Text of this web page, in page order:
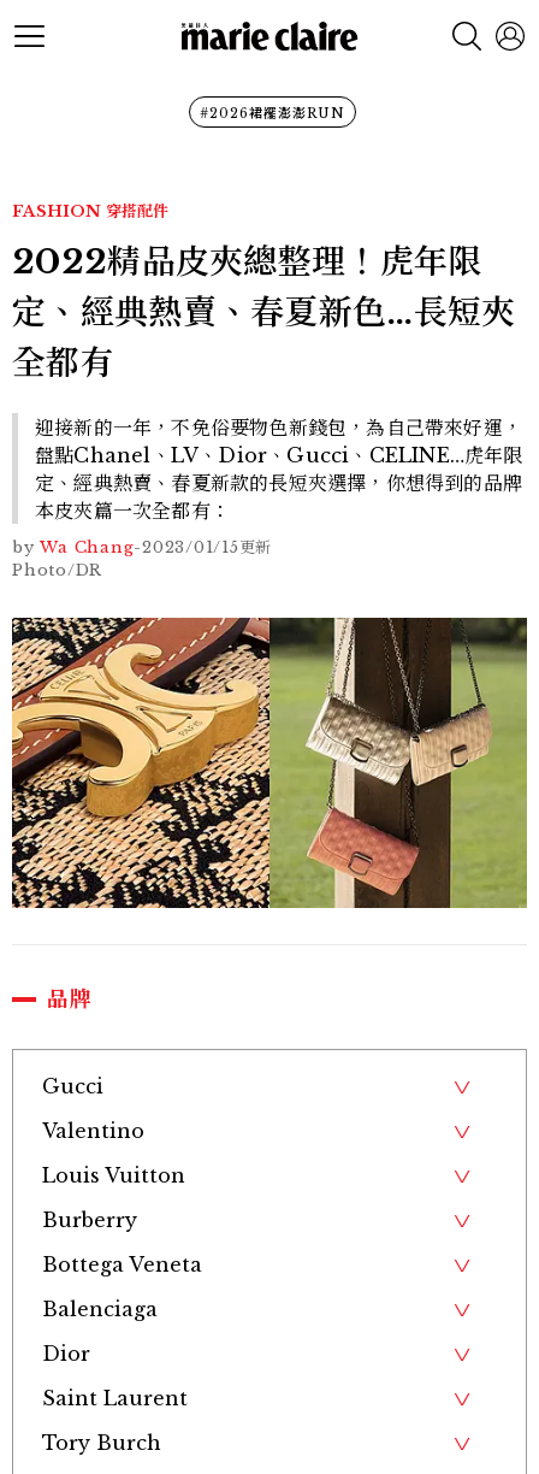
#2026裙襬澎澎RUN
FASHION 穿搭配件
2022精品皮夾總整理！虎年限
定、經典熱賣、春夏新色…長短夾
全都有
迎接新的一年，不免俗要物色新錢包，為自己帶來好運，
盤點Chanel、LV、Dior、Gucci、CELINE…虎年限
定、經典熱賣、春夏新款的長短夾選擇，你想得到的品牌
本皮夾篇一次全都有：
by Wa Chang-2023/01/15更新
Photo/DR
品牌
Gucci
Valentino
Louis Vuitton
Burberry
Bottega Veneta
Balenciaga
Dior
Saint Laurent
Tory Burch